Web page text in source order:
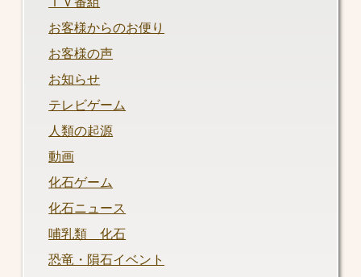
お客様からのお便り
お客様の声
お知らせ
テレビゲーム
人類の起源
動画
化石ゲーム
化石ニュース
哺乳類 化石
恐竜・隕石イベント